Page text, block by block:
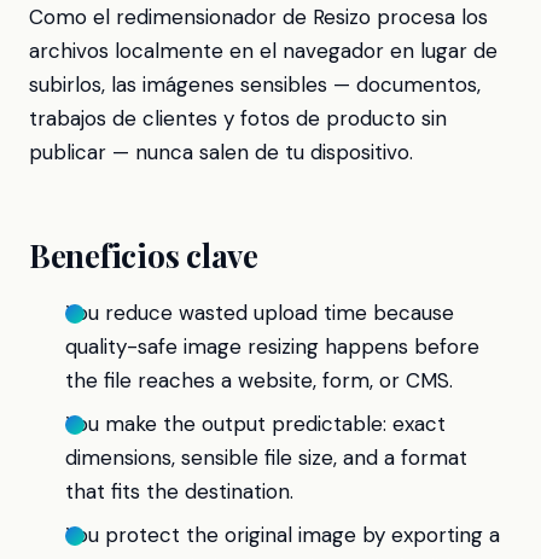
Como el redimensionador de Resizo procesa los
archivos localmente en el navegador en lugar de
subirlos, las imágenes sensibles — documentos,
trabajos de clientes y fotos de producto sin
publicar — nunca salen de tu dispositivo.
Beneficios clave
You reduce wasted upload time because
quality-safe image resizing happens before
the file reaches a website, form, or CMS.
You make the output predictable: exact
dimensions, sensible file size, and a format
that fits the destination.
You protect the original image by exporting a